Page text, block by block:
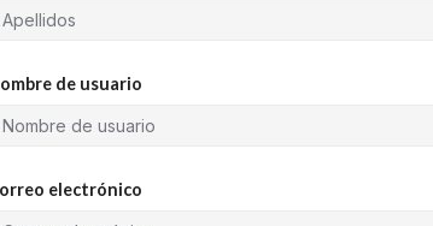
de usuario
electrónico